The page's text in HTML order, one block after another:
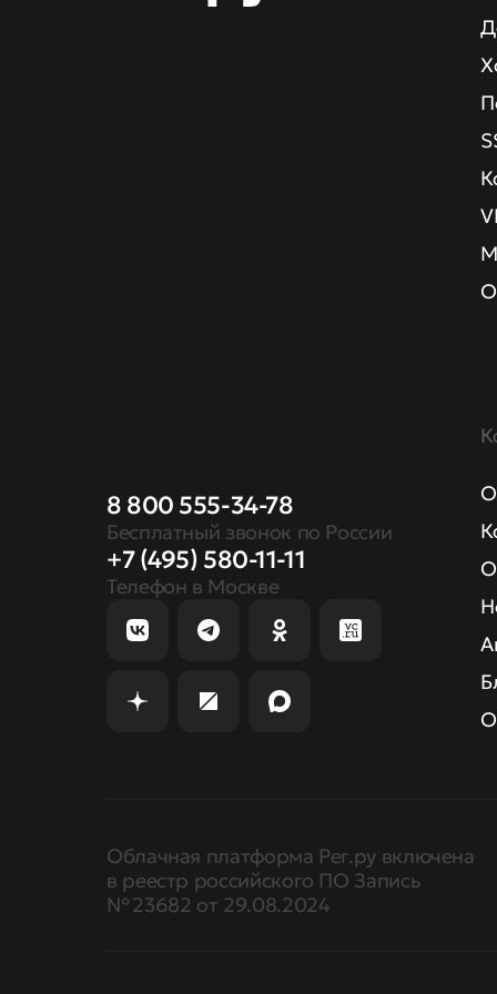
8 800 555-34-78
Бесплатный звонок по России
+7 (495) 580-11-11
Телефон в Москве
Облачная платформа Рег.ру включена
в реестр российского ПО Запись
№ 23682 от 29.08.2024